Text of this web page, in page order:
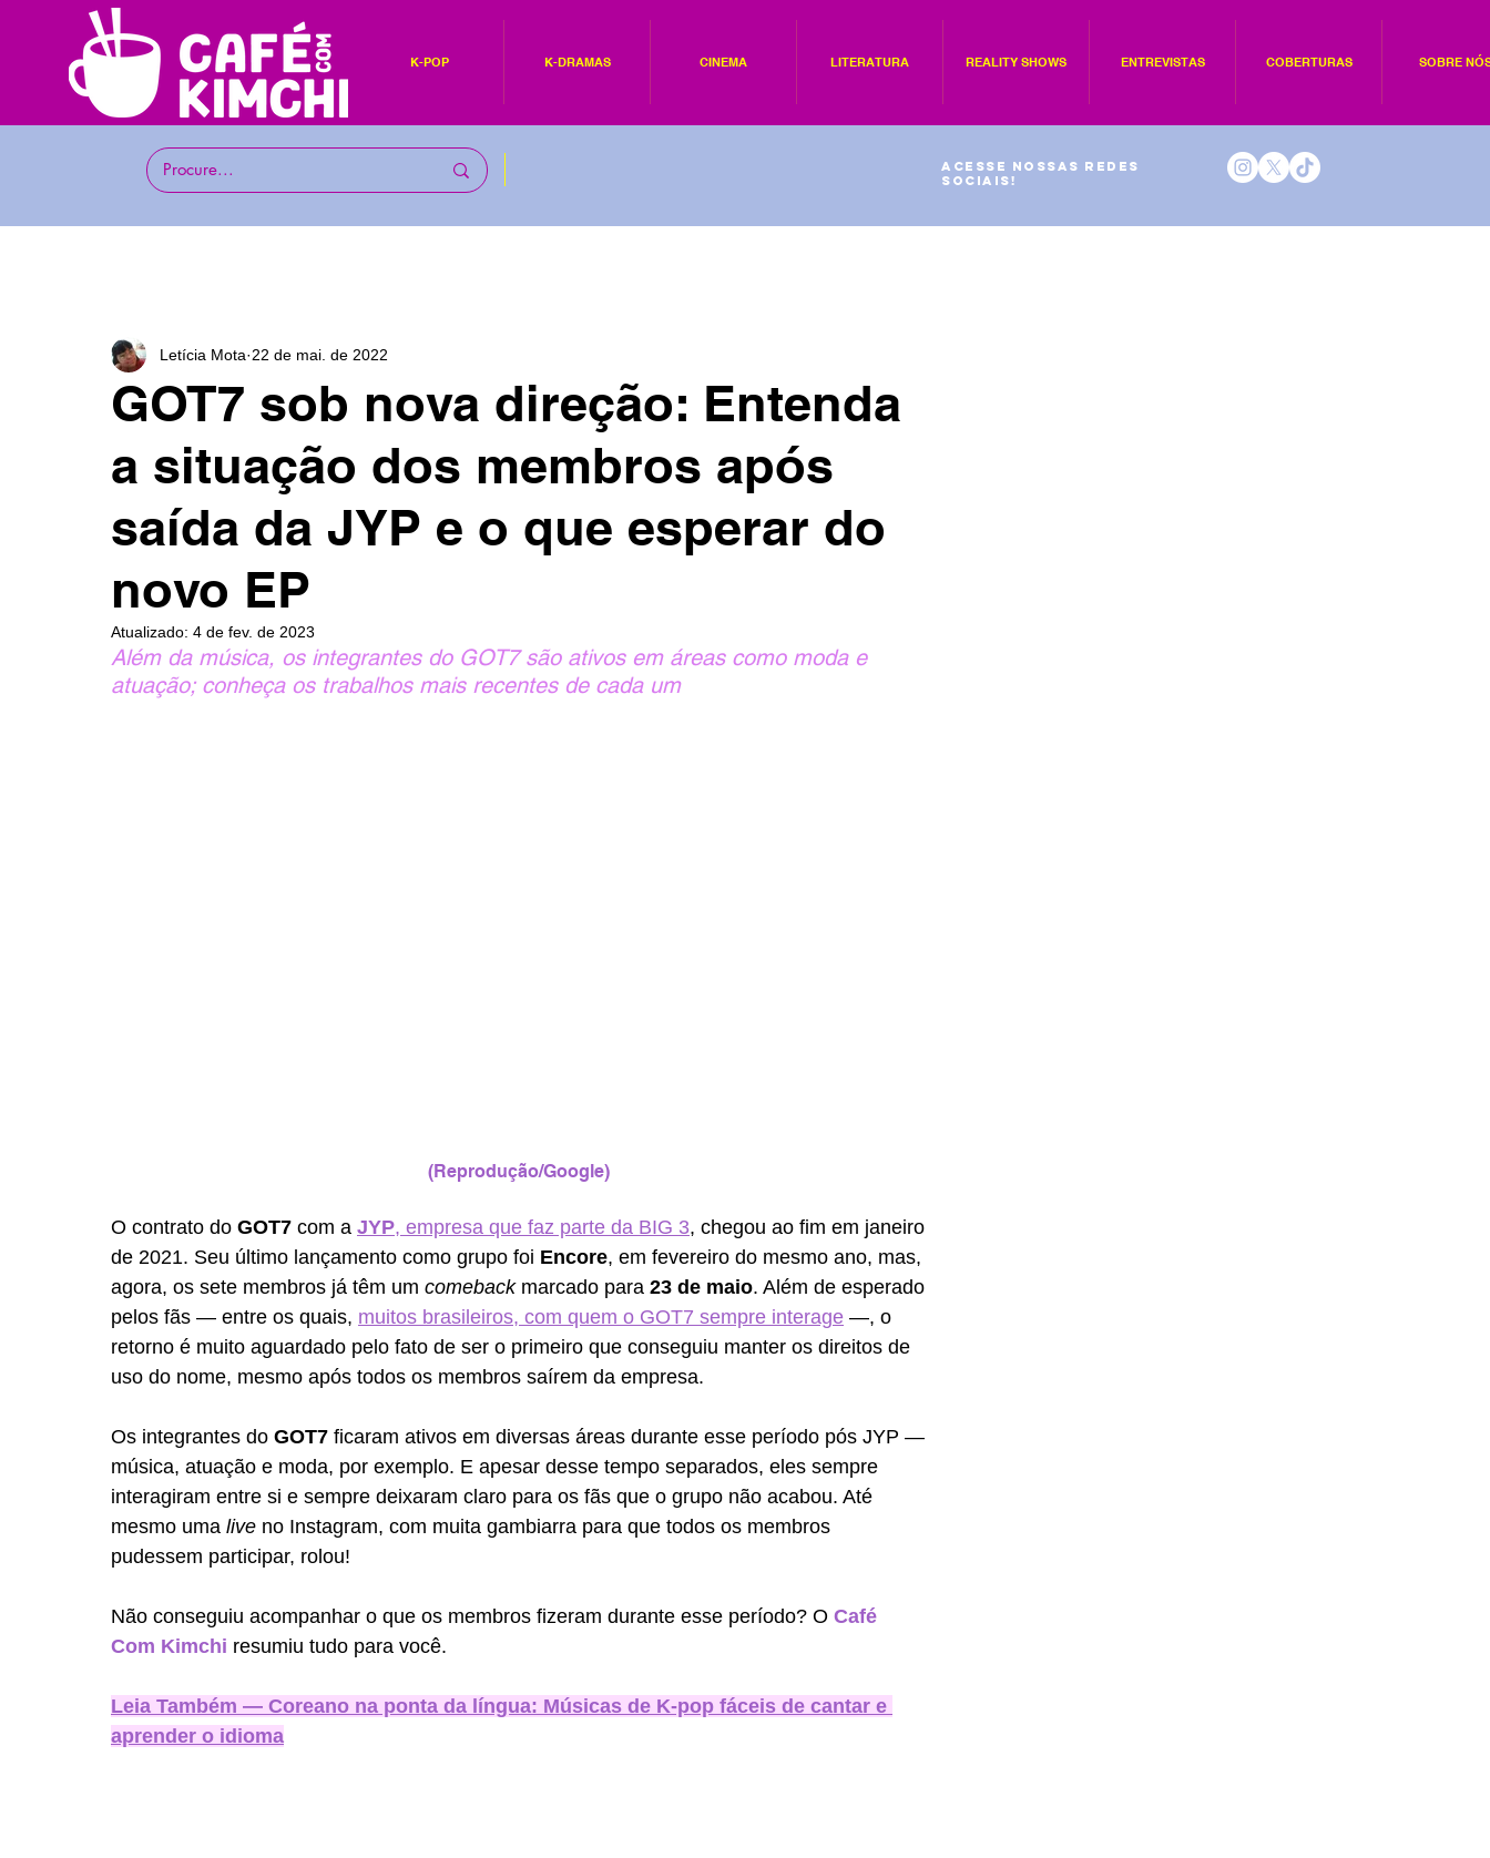
K-POP K-DRAMAS CINEMA LITERATURA REALITY SHOWS ENTREVISTAS COBERTURAS SOBRE
Acesse nossas redes
sociais!
GOT7 sob nova direção: Entenda
a situação dos membros após
saída da JYP e o que esperar do
novo EP
Letícia Mota 22 de mai. de 2022
Atualizado: 4 de fev. de 2023
Além da música, os integrantes do GOT7 são ativos em áreas como moda e
atuação; conheça os trabalhos mais recentes de cada um
(Reprodução/Google)
O contrato do GOT7 com a JYP, empresa que faz parte da BIG 3, chegou ao fim em janeiro
de 2021. Seu último lançamento como grupo foi Encore, em fevereiro do mesmo ano, mas,
agora, os sete membros já têm um comeback marcado para 23 de maio. Além de esperado
pelos fãs — entre os quais, muitos brasileiros, com quem o GOT7 sempre interage —, o
retorno é muito aguardado pelo fato de ser o primeiro que conseguiu manter os direitos de
uso do nome, mesmo após todos os membros saírem da empresa.
Os integrantes do GOT7 ficaram ativos em diversas áreas durante esse período pós JYP —
música, atuação e moda, por exemplo. E apesar desse tempo separados, eles sempre
interagiram entre si e sempre deixaram claro para os fãs que o grupo não acabou. Até
mesmo uma live no Instagram, com muita gambiarra para que todos os membros
pudessem participar, rolou!
Não conseguiu acompanhar o que os membros fizeram durante esse período? O Café
Com Kimchi resumiu tudo para você.
Leia Também — Coreano na ponta da língua: Músicas de K-pop fáceis de cantar e
aprender o idioma